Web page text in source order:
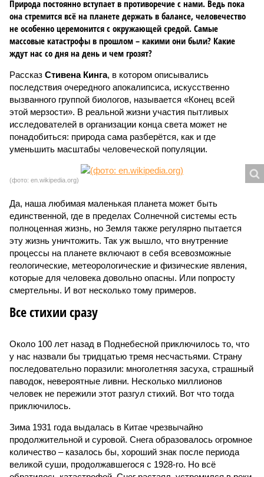
Природа постоянно вступает в противоречие с нами. Ведь пока
она стремится всё на планете держать в балансе, человечество
не особенно церемонится с окружающей средой. Самые
массовые катастрофы в прошлом – какими они были? Какие
ждут нас со дня на день и чем грозят?
Рассказ Стивена Кинга, в котором описывались
последствия очередного апокалипсиса, искусственно
вызванного группой биологов, называется «Конец всей
этой мерзости». В реальной жизни участия пытливых
исследователей в организации конца света может не
понадобиться: природа сама разберётся, как и где
уменьшить масштабы человеческой популяции.
(фото: en.wikipedia.org)
Да, наша любимая маленькая планета может быть
единственной, где в пределах Солнечной системы есть
полноценная жизнь, но Земля также регулярно пытается
эту жизнь уничтожить. Так уж вышло, что внутренние
процессы на планете включают в себя всевозможные
геологические, метеорологические и физические явления,
которые для человека довольно опасны. Или попросту
смертельны. И вот несколько тому примеров.
Все стихии сразу
Около 100 лет назад в Поднебесной приключилось то, что
у нас назвали бы тридцатью тремя несчастьями. Страну
последовательно поразили: многолетняя засуха, страшный
паводок, невероятные ливни. Несколько миллионов
человек не пережили этот разгул стихий. Вот что тогда
приключилось.
Зима 1931 года выдалась в Китае чрезвычайно
продолжительной и суровой. Снега образовалось огромное
количество – казалось бы, хороший знак после периода
великой суши, продолжавшегося с 1928-го. Но всё